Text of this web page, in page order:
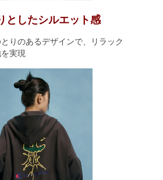
としたシルエット感
りのあるデザインで、リラック
実現